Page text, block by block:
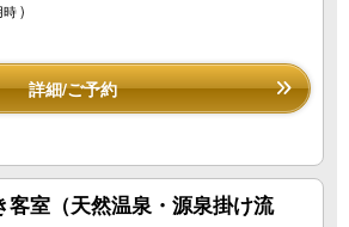
)
詳細/ご予約
客室（天然温泉・源泉掛け流